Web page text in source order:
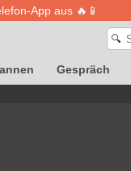
App aus 🔥📱
🔍
Gespräch